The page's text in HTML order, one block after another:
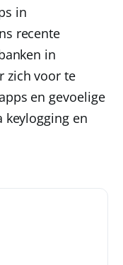
in
recente
in
zich voor te
en gevoelige
keylogging en